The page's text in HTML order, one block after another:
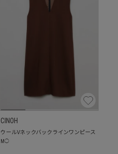
CINOH
ウールVネックバックラインワンピース
M ◯